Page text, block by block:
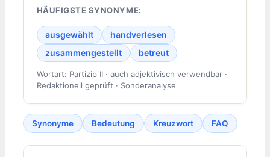
HÄUFIGSTE SYNONYME:
ausgewählt
handverlesen
zusammengestellt
betreut
Wortart: Partizip II · auch adjektivisch verwendbar ·
Redaktionell geprüft · Sonderanalyse
Synonyme Bedeutung Kreuzwort FAQ